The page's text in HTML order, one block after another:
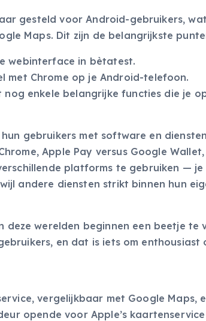
gesteld voor Android-gebruikers,
Maps. Dit zijn de belangrijkste
webinterface in bètatest.
met Chrome op je Android-telefoon.
nog enkele belangrijke functies die je
gebruikers met software en
Apple Pay versus Google
platforms te gebruiken — je
andere diensten strikt binnen hun
deze werelden beginnen een beetje te
en dat is iets om enthousiast
vergelijkbaar met Google Maps,
opende voor Apple’s